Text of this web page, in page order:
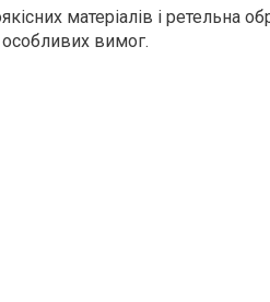
матеріалів і ретельна
вимог.